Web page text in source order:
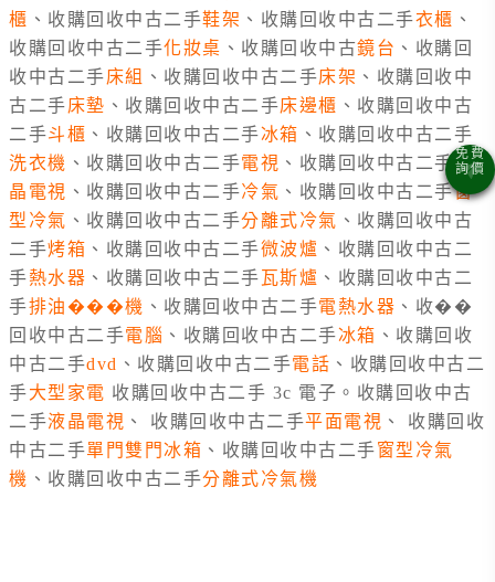
櫃 、收購回收中古二手鞋架 、收購回收中古二手衣櫃 、
收購回收中古二手化妝桌 、收購回收中古鏡台 、收購回
收中古二手床組 、收購回收中古二手床架 、收購回收中
古二手床墊 、收購回收中古二手床邊櫃 、收購回收中古
二手斗櫃 、收購回收中古二手冰箱 、收購回收中古二手
洗衣機 、收購回收中古二手電視 、收購回收中古二手 液
晶電視 、收購回收中古二手冷氣 、收購回收中古二手窗
型冷氣 、收購回收中古二手分離式冷氣 、收購回收中古
二手烤箱 、收購回收中古二手微波爐 、收購回收中古二
手熱水器 、收購回收中古二手瓦斯爐 、收購回收中古二
手排油���機 、收購回收中古二手電熱水器 、收��
回收中古二手電腦 、收購回收中古二手冰箱 、收購回收
中古二手dvd 、收購回收中古二手電話 、收購回收中古二
手大型家電 收購回收中古二手 3c 電子。收購回收中古
二手液晶電視 、 收購回收中古二手平面電視 、 收購回收
中古二手單門雙門冰箱 、 收購回收中古二手窗型冷氣
機 、收購回收中古二手分離式冷氣機